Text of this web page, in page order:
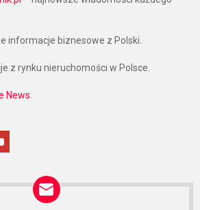
informacje biznesowe z Polski.
z rynku nieruchomości w Polsce.
News.
Google News